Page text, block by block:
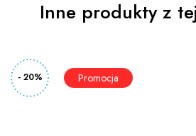
Inne produkty z
- 20%